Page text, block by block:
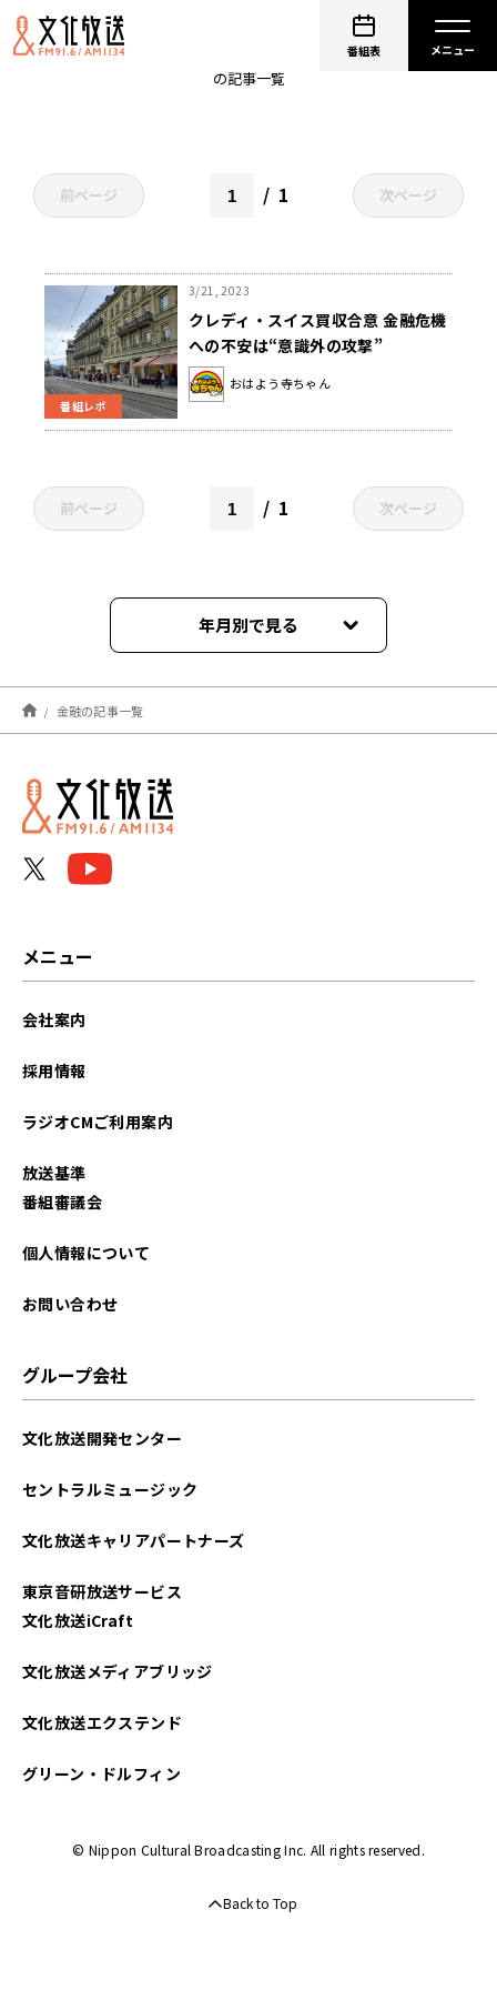
番組表
の記事一覧
前ページ 1 次ページ
番組レポ
3/21, 2023
クレディ・スイス買収合意 金融危機
への不安は“意識外の攻撃”
おはよう寺ちゃん
前ページ 1 次ページ
年月別で見る
2025年12月
2025年03月
2024年06月
金融の記事一覧
メニュー
会社案内
採用情報
ラジオCMご利用案内
放送基準
番組審議会
個人情報について
お問い合わせ
グループ会社
文化放送開発センター
セントラルミュージック
文化放送キャリアパートナーズ
東京音研放送サービス
文化放送iCraft
文化放送メディアブリッジ
文化放送エクステンド
グリーン・ドルフィン
© Nippon Cultural Broadcasting Inc. All rights reserved.
Back to Top